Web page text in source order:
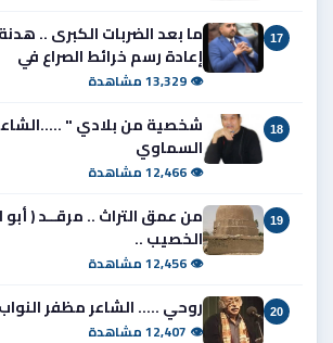
17
ما بعد الضربات الكبرى ..
إعادة رسم خرائط الصراع في
👁 13,329 مشاهدة
18
شخصية من بلادي "
السماوي
👁 12,466 مشاهدة
19
من عمق التراث .. مرقــد (
الخصيب ..
👁 12,456 مشاهدة
20 روحي ..... الشاعر مظفر النواب
👁 12,407 مشاهدة